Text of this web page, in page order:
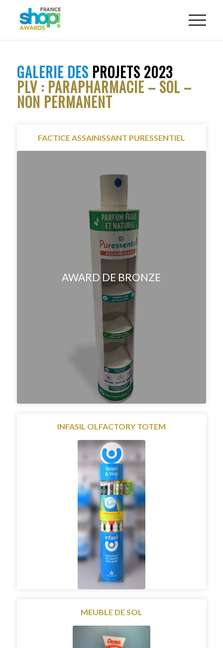
GALERIE DESPROJETS 2023
PLV : PARAPHARMACIE – SOL –
NON PERMANENT
FACTICE ASSAINISSANT PURESSENTIEL
AWARD DE BRONZE
INFASIL OLFACTORY TOTEM
MEUBLE DE SOL